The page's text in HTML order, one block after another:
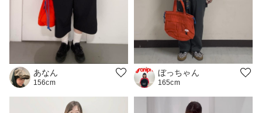
あなん
156cm
ぼっちゃん
165cm